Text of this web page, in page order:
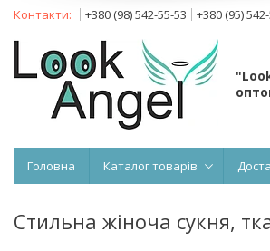
+380 (98) 542-55-53
+380 (95)
Головна Каталог товарів
Стильна жіноча сукня,